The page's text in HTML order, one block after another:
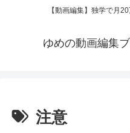
【動画編集】独学で月
ゆめの動画編集
注意